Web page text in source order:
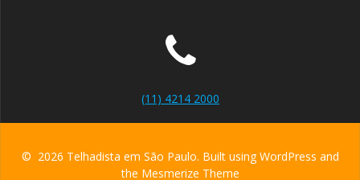
(11) 4214 2000
© 2026 Telhadista em São Paulo. Built using WordPress and
the Mesmerize Theme